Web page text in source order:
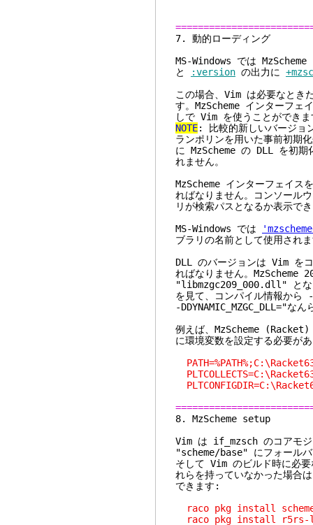
7. 動的ロ
MS-Windows では MzScheme
と
:version の出力に
この場合、Vim は必要なとき
す。MzScheme インターフェ
しで Vim を使うことができま
NOTE: 比較的新しいバージ
ランポリンを用いた事前初期
に MzScheme の DLL を初期
れません。
MzScheme インターフェイス
ればなりません。コンソール
リが検索パスとなるか表示で
MS-Windows では
ブラリの名前として使用され
DLL のバージョンは Vim を
ればなりません。
"libmzgc209_000.dll" とな
を見て、コンパイル情報から -
-DDYNAMIC_MZGC_DLL="な
例えば、MzScheme
に環境変数を設定する必要が
8.
Vim は if_mzsch のコアモ
"scheme/base" にフォール
そして Vim のビルド時に必
れらを持っていなかった場合
できます:
raco pkg install
raco pkg install